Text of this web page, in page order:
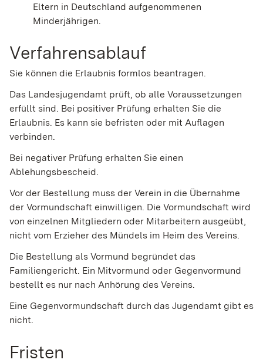
Eltern in Deutschland aufgenommenen
Minderjährigen.
Verfahrensablauf
Sie können die Erlaubnis formlos beantragen.
Das Landesjugendamt prüft, ob alle Voraussetzungen
erfüllt sind. Bei positiver Prüfung erhalten Sie die
Erlaubnis. Es kann sie befristen oder mit Auflagen
verbinden.
Bei negativer Prüfung erhalten Sie einen
Ablehungsbescheid.
Vor der Bestellung muss der Verein in die Übernahme
der Vormundschaft einwilligen. Die Vormundschaft wird
von einzelnen Mitgliedern oder Mitarbeitern ausgeübt,
nicht vom Erzieher des Mündels im Heim des Vereins.
Die Bestellung als Vormund begründet das
Familiengericht. Ein Mitvormund oder Gegenvormund
bestellt es nur nach Anhörung des Vereins.
Eine Gegenvormundschaft durch das Jugendamt gibt es
nicht.
Fristen